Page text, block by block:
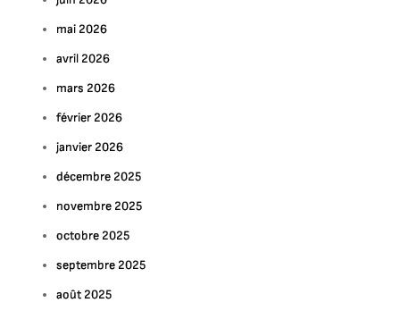
mai 2026
avril 2026
mars 2026
février 2026
janvier 2026
décembre 2025
novembre 2025
octobre 2025
septembre 2025
août 2025